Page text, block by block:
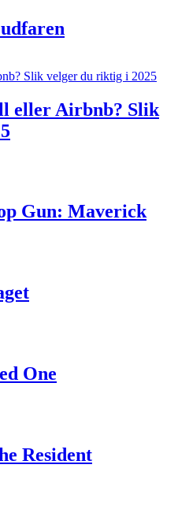
eller Airbnb? Slik
Gun: Maverick
One
Resident